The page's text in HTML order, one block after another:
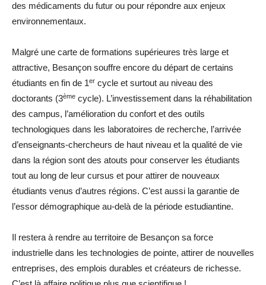
des médicaments du futur ou pour répondre aux enjeux
environnementaux.
Malgré une carte de formations supérieures très large et
attractive, Besançon souffre encore du départ de certains
étudiants en fin de 1er cycle et surtout au niveau des
doctorants (3ème cycle). L’investissement dans la réhabilitation
des campus, l’amélioration du confort et des outils
technologiques dans les laboratoires de recherche, l’arrivée
d’enseignants-chercheurs de haut niveau et la qualité de vie
dans la région sont des atouts pour conserver les étudiants
tout au long de leur cursus et pour attirer de nouveaux
étudiants venus d’autres régions. C’est aussi la garantie de
l’essor démographique au-delà de la période estudiantine.
Il restera à rendre au territoire de Besançon sa force
industrielle dans les technologies de pointe, attirer de nouvelles
entreprises, des emplois durables et créateurs de richesse.